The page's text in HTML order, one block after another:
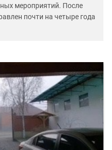
мероприятий. После
почти на четыре года